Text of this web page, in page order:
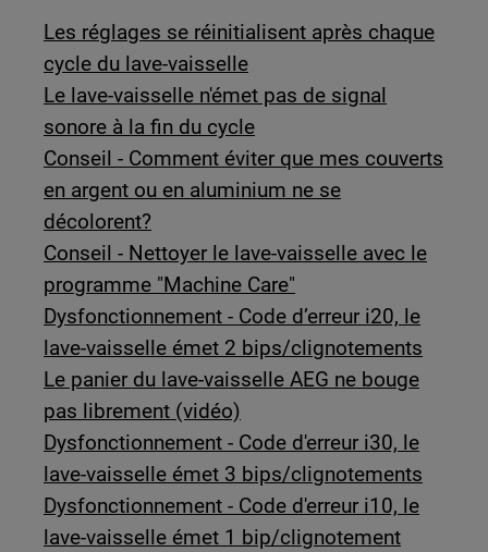
Les réglages se réinitialisent après chaque
cycle du lave-vaisselle
Le lave-vaisselle n'émet pas de signal
sonore à la fin du cycle
Conseil - Comment éviter que mes couverts
en argent ou en aluminium ne se
décolorent?
Conseil - Nettoyer le lave-vaisselle avec le
programme "Machine Care"
Dysfonctionnement - Code d’erreur i20, le
lave-vaisselle émet 2 bips/clignotements
Le panier du lave-vaisselle AEG ne bouge
pas librement (vidéo)
Dysfonctionnement - Code d'erreur i30, le
lave-vaisselle émet 3 bips/clignotements
Dysfonctionnement - Code d'erreur i10, le
lave-vaisselle émet 1 bip/clignotement